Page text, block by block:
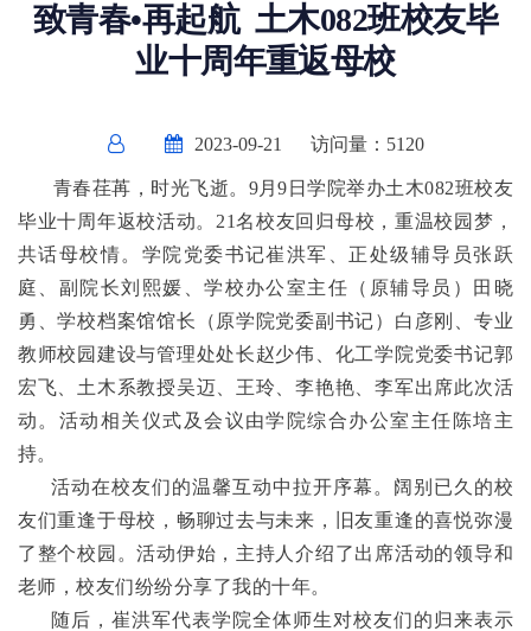
致青春•再起航 土木082班校友毕
业十周年重返母校
2023-09-21 访问量： 5120
青春荏苒，时光飞逝。9月9日学院举办土木082班校友
毕业十周年返校活动。21名校友回归母校，重温校园梦，
共话母校情。学院党委书记崔洪军、正处级辅导员张跃
庭、副院长刘熙媛、学校办公室主任（原辅导员）田晓
勇、学校档案馆馆长（原学院党委副书记）白彦刚、专业
教师校园建设与管理处处长赵少伟、化工学院党委书记郭
宏飞、土木系教授吴迈、王玲、李艳艳、李军出席此次活
动。活动相关仪式及会议由学院综合办公室主任陈培主
持。
活动在校友们的温馨互动中拉开序幕。阔别已久的校
友们重逢于母校，畅聊过去与未来，旧友重逢的喜悦弥漫
了整个校园。活动伊始，主持人介绍了出席活动的领导和
老师，校友们纷纷分享了我的十年。
随后，崔洪军代表学院全体师生对校友们的归来表示